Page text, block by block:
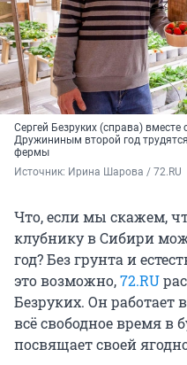
Cергей Безруких (справа)
Дружининым второй год
фермы
Источник: Ирина Шарова / 72.RU
Что, если мы скажем,
клубнику в Сибири
год? Без грунта и
это возможно,72.RU
Безруких. Он работает
всё свободное время в
посвящает своей